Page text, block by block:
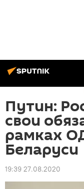
Путин:
свои
рамках
Беларуси
19:39 27.08.2020